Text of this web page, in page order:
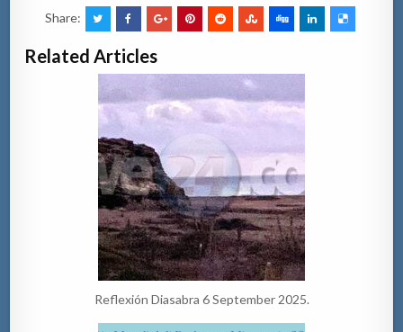
Share:
Related Articles
Reflexión Diasabra 6 September 2025.